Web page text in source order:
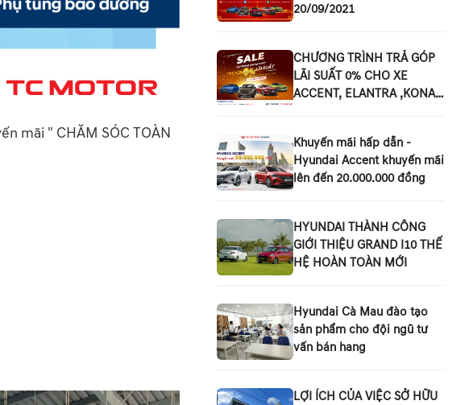
mãi " CHĂM SÓC TOÀN
20/09/2021
CHƯƠNG TRÌNH TRẢ GÓP
LÃI SUẤT 0% CHO XE
ACCENT, ELANTRA ,KONA
Khuyến mãi hấp dẫn -
Hyundai Accent khuyến mãi
lên đến 20.000.000 đồng
HYUNDAI THÀNH CÔNG
GIỚI THIỆU GRAND I10 THẾ
HỆ HOÀN TOÀN MỚI
Hyundai Cà Mau đào tạo
sản phẩm cho đội ngũ tư
vấn bán hang
LỢI ÍCH CỦA VIỆC SỞ HỮU